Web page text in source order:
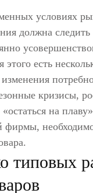
условиях
должна
есть
кризисы,
на
типовых